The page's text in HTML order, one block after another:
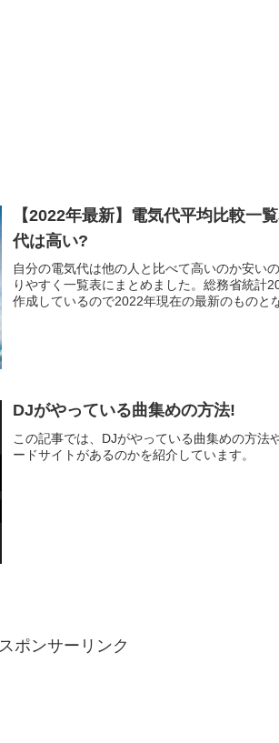
【2022年最新】電気代平均比較一
代は高い?
自分の電気代は他の人と比べて高いのか安い
りやすく一覧表にまとめました。総務省統計
作成しているので2022年現在の最新のものと
DJがやっている曲集めの方法!
この記事では、DJがやっている曲集めの方法
ードサイトがあるのかを紹介しています。
スポンサーリンク